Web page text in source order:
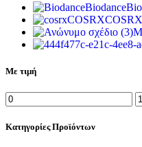
Biodance
COSRXCOSRX
Με τιμή
Κατηγορίες Προϊόντων